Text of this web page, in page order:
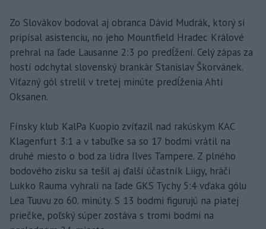
Zo Slovákov bodoval aj obranca Dávid Mudrák, ktorý si
pripísal asistenciu, no jeho Mountfield Hradec Králové
prehral na ľade Lausanne 2:3 po predĺžení. Celý zápas za
hostí odchytal slovenský brankár Stanislav Škorvánek.
Víťazný gól strelil v tretej minúte predĺženia Ahti
Oksanen.
Fínsky klub KalPa Kuopio zvíťazil nad rakúskym KAC
Klagenfurt 3:1 a v tabuľke sa so 17 bodmi vrátil na
druhé miesto o bod za lídra Ilves Tampere. Z plného
bodového zisku sa tešil aj ďalší účastník Liigy, hráči
Lukko Rauma vyhrali na ľade GKS Tychy 5:4 vďaka gólu
Lea Tuuvu zo 60. minúty. S 13 bodmi figurujú na piatej
priečke, poľský súper zostáva s tromi bodmi na